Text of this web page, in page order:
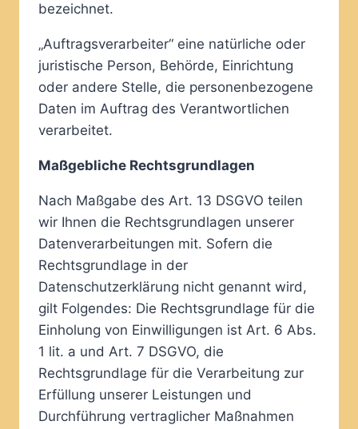
bezeichnet.
„Auftragsverarbeiter“ eine natürliche oder
juristische Person, Behörde, Einrichtung
oder andere Stelle, die personenbezogene
Daten im Auftrag des Verantwortlichen
verarbeitet.
Maßgebliche Rechtsgrundlagen
Nach Maßgabe des Art. 13 DSGVO teilen
wir Ihnen die Rechtsgrundlagen unserer
Datenverarbeitungen mit. Sofern die
Rechtsgrundlage in der
Datenschutzerklärung nicht genannt wird,
gilt Folgendes: Die Rechtsgrundlage für die
Einholung von Einwilligungen ist Art. 6 Abs.
1 lit. a und Art. 7 DSGVO, die
Rechtsgrundlage für die Verarbeitung zur
Erfüllung unserer Leistungen und
Durchführung vertraglicher Maßnahmen